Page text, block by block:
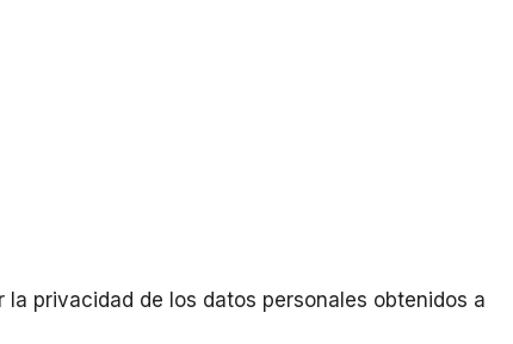
privacidad de los datos personales obtenidos a